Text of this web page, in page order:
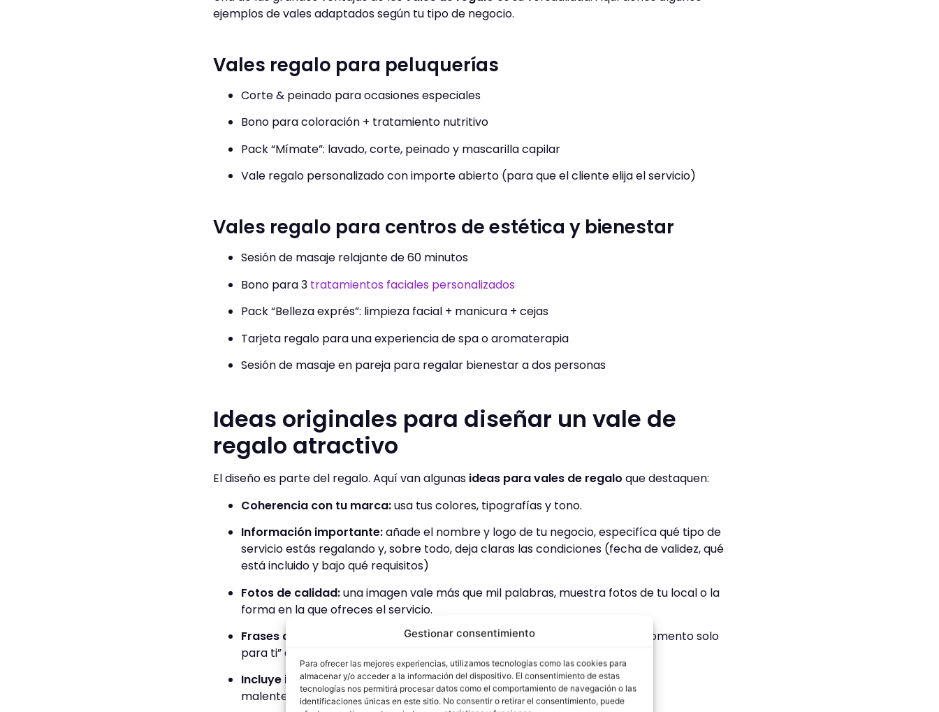
Gestionar consentimiento
Para ofrecer las mejores experiencias, utilizamos tecnologías como las cookies para
almacenar y/o acceder a la información del dispositivo. El consentimiento de estas
tecnologías nos permitirá procesar datos como el comportamiento de navegación o las
identificaciones únicas en este sitio. No consentir o retirar el consentimiento, puede
ejemplos de vales adaptados según tu tipo de negocio.
Vales regalo para peluquerías
Corte & peinado para ocasiones especiales
Bono para coloración + tratamiento nutritivo
Pack “Mímate”: lavado, corte, peinado y mascarilla capilar
Vale regalo personalizado con importe abierto (para que el cliente elija el servicio)
Vales regalo para centros de estética y bienestar
Sesión de masaje relajante de 60 minutos
Bono para 3tratamientos faciales personalizados
Pack “Belleza exprés”: limpieza facial + manicura + cejas
Tarjeta regalo para una experiencia de spa o aromaterapia
Sesión de masaje en pareja para regalar bienestar a dos personas
Ideas originales para diseñar un vale de
regalo atractivo
El diseño es parte del regalo. Aquí van algunas ideas para vales de regalo que destaquen:
Coherencia con tu marca:usa tus colores, tipografías y tono.
Información importante:añade el nombre y logo de tu negocio, especifíca qué tipo de
servicio estás regalando y, sobre todo, deja claras las condiciones (fecha de validez, qué
está incluido y bajo qué requisitos)
Fotos de calidad:una imagen vale más que mil palabras, muestra fotos de tu local o la
forma en la que ofreces el servicio.
Frases que conecten:
cambia el típico “Vale regalo” por algo como “Un momento solo
para ti” o “Te mereces esto (y más)”.
Incluye instrucciones claras:duración, cómo reservar, condiciones… evita
malentendidos.